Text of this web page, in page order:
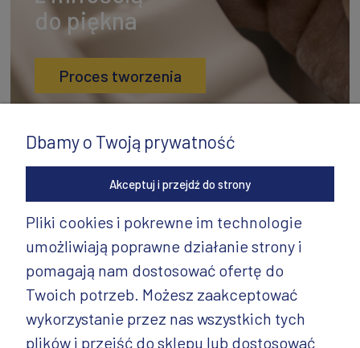
do piękna
Proces tworzenia
INFORMACJE
PRODUKTY CD.
Dbamy o Twoją prywatność
Akceptuj i przejdź do strony
Pliki cookies i pokrewne im technologie
umożliwiają poprawne działanie strony i
pomagają nam dostosować ofertę do
Twoich potrzeb. Możesz zaakceptować
wykorzystanie przez nas wszystkich tych
plików i przejść do sklepu lub dostosować